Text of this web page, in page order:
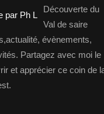
Découverte du
Val de saire
évènements,
Partagez avec moi le
et apprécier ce coin de